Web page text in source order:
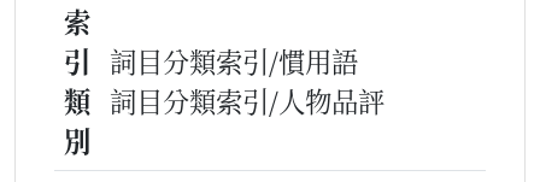
索
引
類
別
詞目分類索引/慣用語
詞目分類索引/人物品評